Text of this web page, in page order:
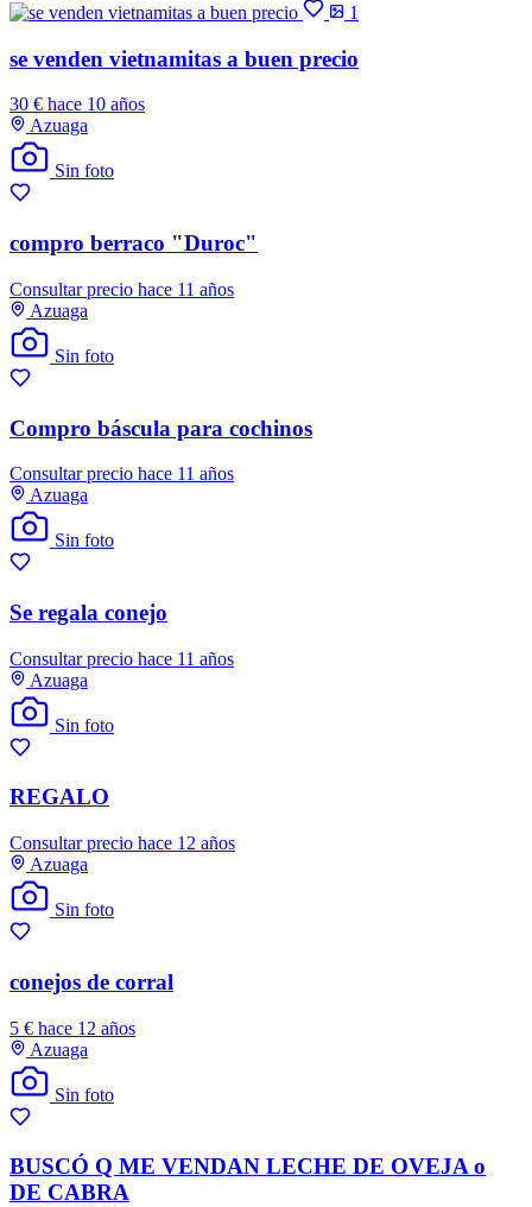
1
se venden vietnamitas a buen precio
30 € hace 10 años
Azuaga
Sin foto
compro berraco "Duroc"
Consultar precio hace 11 años
Azuaga
Sin foto
Compro báscula para cochinos
Consultar precio hace 11 años
Azuaga
Sin foto
Se regala conejo
Consultar precio hace 11 años
Azuaga
Sin foto
REGALO
Consultar precio hace 12 años
Azuaga
Sin foto
conejos de corral
5 € hace 12 años
Azuaga
Sin foto
BUSCÓ Q ME VENDAN LECHE DE OVEJA o
DE CABRA